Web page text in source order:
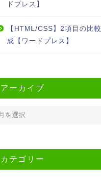
ドプレス】
【HTML/CSS】2項目の比
成【ワードプレス】
アーカイブ
カテゴリー